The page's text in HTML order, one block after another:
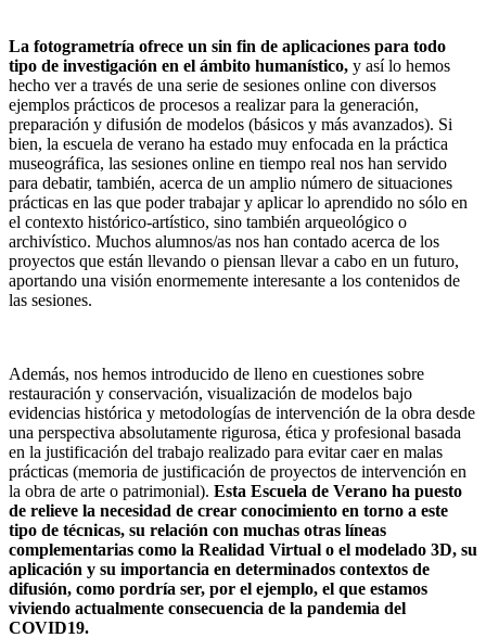
La fotogrametría ofrece un sin fin de aplicaciones para todo
tipo de investigación en el ámbito humanístico, y así lo hemos
hecho ver a través de una serie de sesiones online con diversos
ejemplos prácticos de procesos a realizar para la generación,
preparación y difusión de modelos (básicos y más avanzados). Si
bien, la escuela de verano ha estado muy enfocada en la práctica
museográfica, las sesiones online en tiempo real nos han servido
para debatir, también, acerca de un amplio número de situaciones
prácticas en las que poder trabajar y aplicar lo aprendido no sólo en
el contexto histórico-artístico, sino también arqueológico o
archivístico. Muchos alumnos/as nos han contado acerca de los
proyectos que están llevando o piensan llevar a cabo en un futuro,
aportando una visión enormemente interesante a los contenidos de
las sesiones.
Además, nos hemos introducido de lleno en cuestiones sobre
restauración y conservación, visualización de modelos bajo
evidencias histórica y metodologías de intervención de la obra desde
una perspectiva absolutamente rigurosa, ética y profesional basada
en la justificación del trabajo realizado para evitar caer en malas
prácticas (memoria de justificación de proyectos de intervención en
la obra de arte o patrimonial). Esta Escuela de Verano ha puesto
de relieve la necesidad de crear conocimiento en torno a este
tipo de técnicas, su relación con muchas otras líneas
complementarias como la Realidad Virtual o el modelado 3D, su
aplicación y su importancia en determinados contextos de
difusión, como pordría ser, por el ejemplo, el que estamos
viviendo actualmente consecuencia de la pandemia del
COVID19.